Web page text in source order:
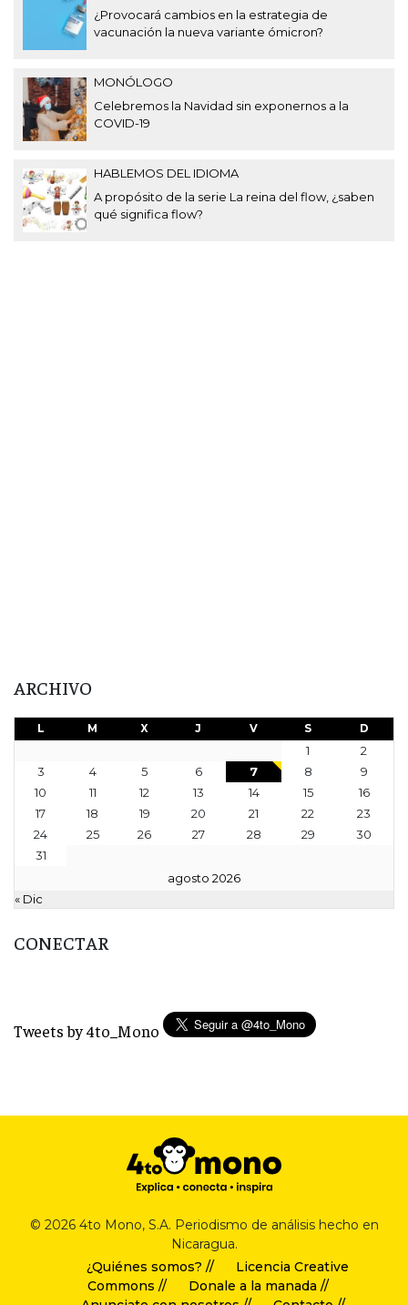
¿Provocará cambios en la estrategia de
vacunación la nueva variante ómicron?
MONÓLOGO
Celebremos la Navidad sin exponernos a la
COVID-19
HABLEMOS DEL IDIOMA
A propósito de la serie La reina del flow, ¿saben
qué significa flow?
ARCHIVO
agosto 2026
L M X J V S D
1
2
3
4 5 6 7 8
9
10
11 12 13 14 15
16
17
18 19 20 21 22
23
24
25 26 27 28 29
30
31
« Dic
CONECTAR
Tweets by 4to_Mono
© 2026 4to Mono, S.A. Periodismo de análisis hecho en
Nicaragua.
¿Quiénes somos? //
Licencia Creative
Commons //
Donale a la manada //